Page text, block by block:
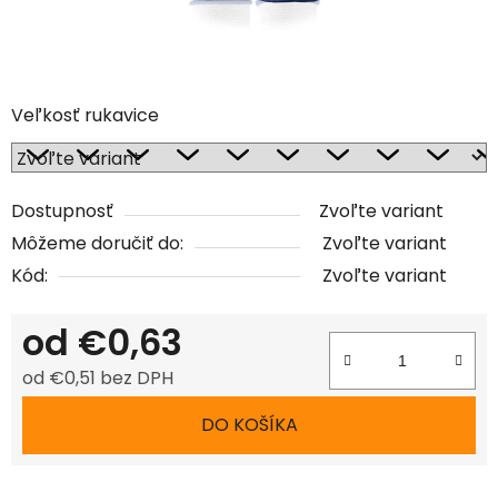
Veľkosť rukavice
Dostupnosť
Zvoľte variant
Môžeme doručiť do:
Zvoľte variant
Kód:
Zvoľte variant
od €0,63
od €0,51 bez DPH
DO KOŠÍKA